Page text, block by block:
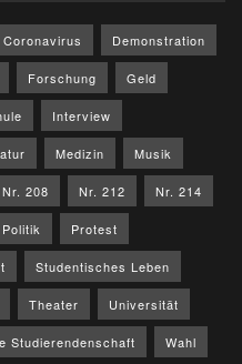
Coronavirus Demonstration
Forschung Geld
Interview
Medizin Musik
Nr. 208 Nr. 212 Nr. 214
Politik Protest
Studentisches Leben
Theater Universität
Studierendenschaft Wahl